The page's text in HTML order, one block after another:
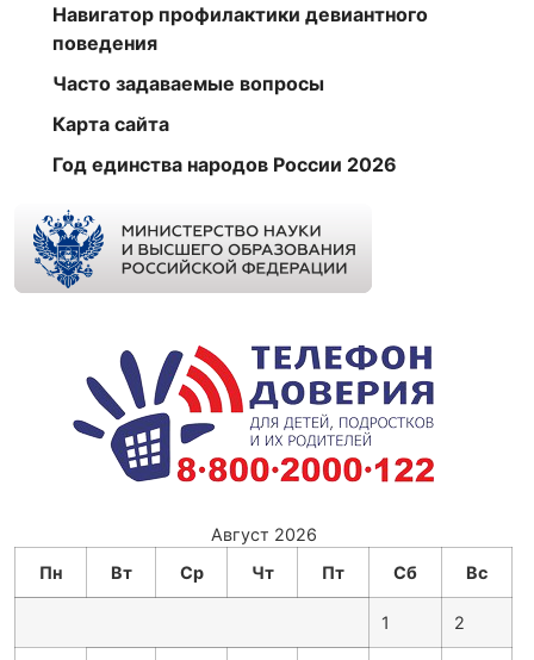
Навигатор профилактики девиантного
поведения
Часто задаваемые вопросы
Карта сайта
Год единства народов России 2026
Август 2026
Пн
Вт Ср Чт Пт Сб Вс
1 2